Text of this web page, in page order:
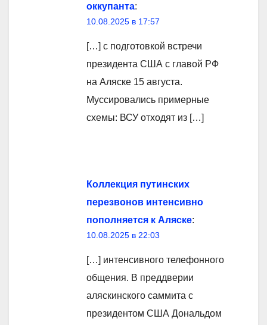
оккупанта:
10.08.2025 в 17:57
[…] с подготовкой встречи
президента США с главой РФ
на Аляске 15 августа.
Муссировались примерные
схемы: ВСУ отходят из […]
Коллекция путинских
перезвонов интенсивно
пополняется к Аляске:
10.08.2025 в 22:03
[…] интенсивного телефонного
общения. В преддверии
аляскинского саммита с
президентом США Дональдом